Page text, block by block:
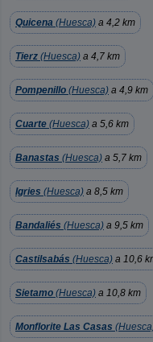
Quicena (Huesca) a 4,2 km
Tierz (Huesca) a 4,7 km
Pompenillo (Huesca) a 4,9 km
Cuarte (Huesca) a 5,6 km
Banastas (Huesca) a 5,7 km
Igries (Huesca) a 8,5 km
Bandaliés (Huesca) a 9,5 km
Castilsabás (Huesca) a 10,6
Sietamo (Huesca) a 10,8 km
Monflorite Las Casas